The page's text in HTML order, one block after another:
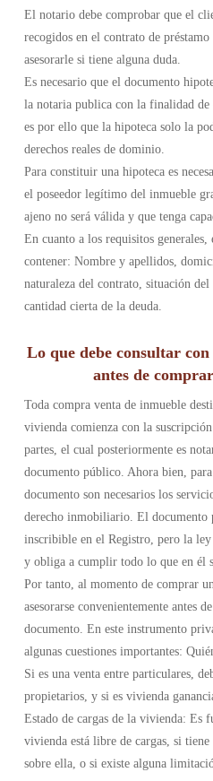
El notario debe comprobar que el
recogidos en el contrato de
asesorarle si tiene alguna duda.
Es necesario que el documento
la notaria publica con la finalidad
es por ello que la hipoteca solo la
derechos reales de dominio.
Para constituir una hipoteca es
el poseedor legítimo del inmueble
ajeno no será válida y que tenga
En cuanto a los requisitos
contener: Nombre y apellidos,
naturaleza del contrato, situación
cantidad cierta de la deuda.
Lo que debe consultar
antes de
Toda compra venta de inmueble
vivienda comienza con la
partes, el cual posteriormente es
documento público. Ahora bien,
documento son necesarios los
derecho inmobiliario. El
inscribible en el Registro, pero la
y obliga a cumplir todo lo que en él
Por tanto, al momento de comprar
asesorarse convenientemente antes
documento. En este instrumento
algunas cuestiones importantes:
Si es una venta entre particulares,
propietarios, y si es vivienda
Estado de cargas de la vivienda: Es
vivienda está libre de cargas, si tiene
sobre ella, o si existe alguna